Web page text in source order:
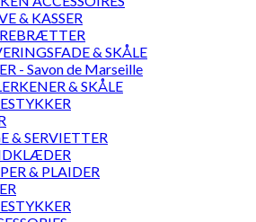
& KASSER
& SKÅLE
- Savon de Marseille
& SKÅLE
& SERVIETTER
& PLAIDER